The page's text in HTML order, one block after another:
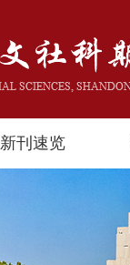
新刊速览